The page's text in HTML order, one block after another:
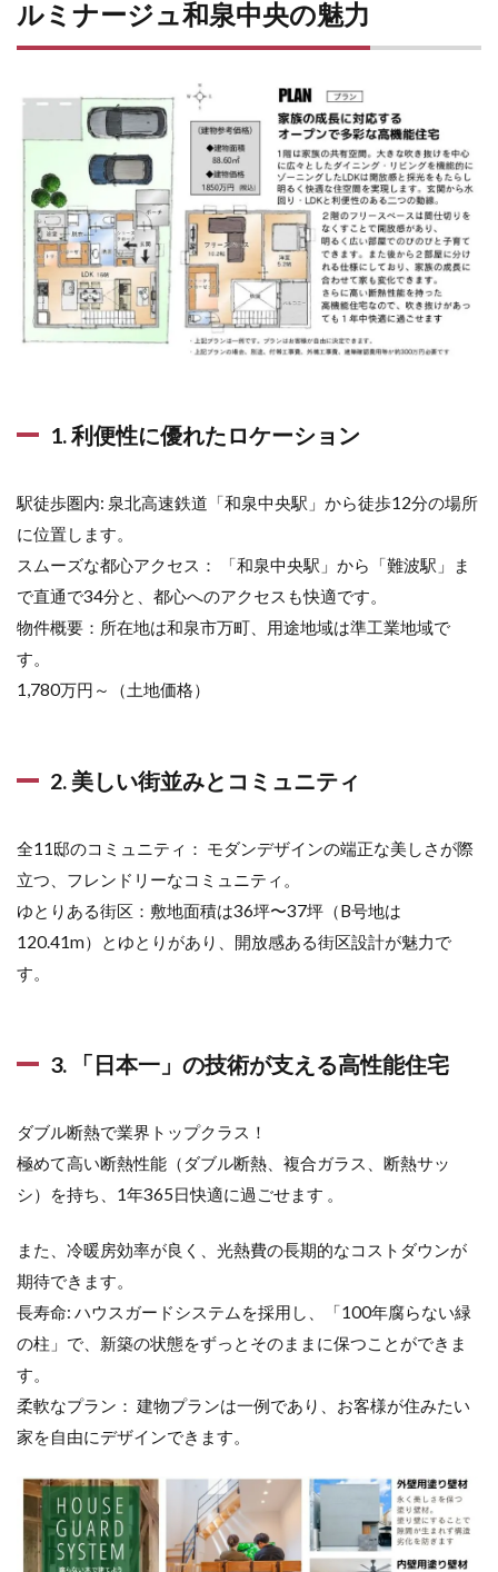
ルミナージュ和泉中央の魅力
1. 利便性に優れたロケーション
駅徒歩圏内: 泉北高速鉄道「和泉中央駅」から徒歩12分の場所
に位置します。
スムーズな都心アクセス： 「和泉中央駅」から「難波駅」ま
で直通で34分と、都心へのアクセスも快適です。
物件概要：所在地は和泉市万町、用途地域は準工業地域で
す。
1,780万円～（土地価格）
2. 美しい街並みとコミュニティ
全11邸のコミュニティ： モダンデザインの端正な美しさが際
立つ、フレンドリーなコミュニティ。
ゆとりある街区：敷地面積は36坪〜37坪（B号地は
120.41m）とゆとりがあり、開放感ある街区設計が魅力で
す。
3. 「日本一」の技術が支える高性能住宅
ダブル断熱で業界トップクラス！
極めて高い断熱性能（ダブル断熱、複合ガラス、断熱サッ
シ）を持ち、1年365日快適に過ごせます 。
また、冷暖房効率が良く、光熱費の長期的なコストダウンが
期待できます。
長寿命: ハウスガードシステムを採用し、「100年腐らない緑
の柱」で、新築の状態をずっとそのままに保つことができま
す。
柔軟なプラン： 建物プランは一例であり、お客様が住みたい
家を自由にデザインできます。